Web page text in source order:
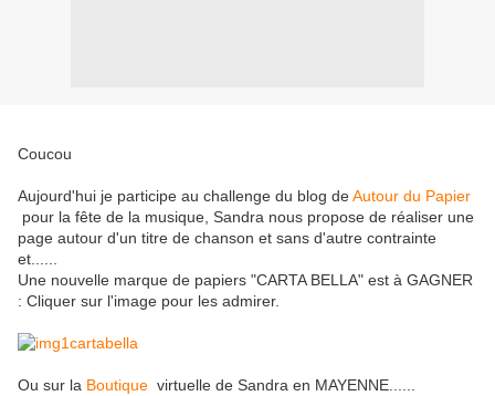
Coucou
Aujourd'hui je participe au challenge du blog deAutour du Papier
pour la fête de la musique, Sandra nous propose de réaliser une
page autour d'un titre de chanson et sans d'autre contrainte
et......
Une nouvelle marque de papiers "CARTA BELLA" est à GAGNER
: Cliquer sur l'image pour les admirer.
Ou sur la Boutique virtuelle de Sandra en MAYENNE......